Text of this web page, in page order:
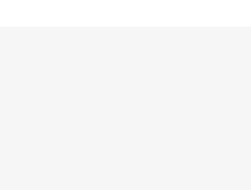
voortgezet onderwijs,